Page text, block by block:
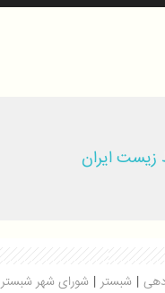
ایران
| شبستر | شورای شهر شبستر